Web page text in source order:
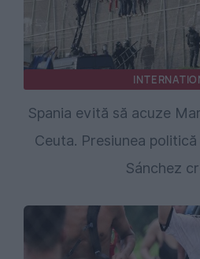
Spania evită să acuze
Ceuta. Presiunea
Sánchez